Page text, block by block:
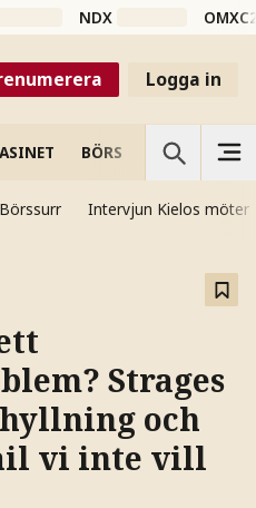
NDX
Logga in
BÖRS VETENSKAP
Börssurr Intervjun Kielos möter
Strages
och
vi inte vill